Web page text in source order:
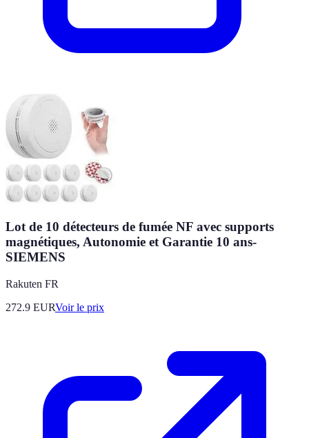
Lot de 10 détecteurs de fumée NF avec supports
magnétiques, Autonomie et Garantie 10 ans-
SIEMENS
Rakuten FR
272.9 EURVoir le prix